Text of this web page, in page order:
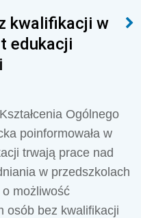
kwalifikacji w
edukacji
Ogólnego
poinformowała w
trwają prace nad
w przedszkolach
możliwość
osób bez kwalifikacji